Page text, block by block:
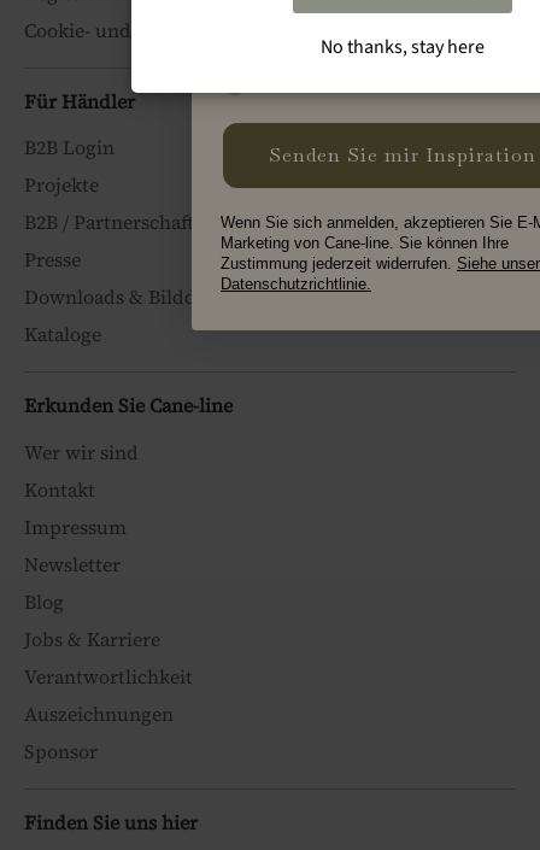
Cookie- und Datenschutz
Für Händler
B2B Login
Projekte
B2B / Partnerschaften
Presse
Downloads & Bilddatenbank
Kataloge
Erkunden Sie Cane-line
Wer wir sind
Kontakt
Impressum
Newsletter
Blog
Jobs & Karriere
Verantwortlichkeit
Auszeichnungen
Sponsor
Finden Sie uns hier
Senden Sie mir Inspiration
Wenn Sie sich anmelden, akzeptieren Sie E-
Marketing von Cane-line. Sie können Ihre
Zustimmung jederzeit widerrufen. Siehe
Datenschutzrichtlinie.
No thanks, stay here